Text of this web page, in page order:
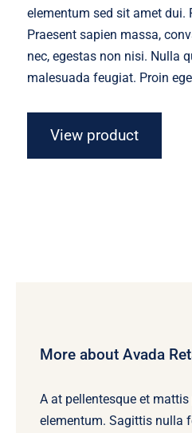
elementum sed sit amet dui.
Praesent sapien massa,
nec, egestas non nisi. Nulla
malesuada feugiat. Proin
View product
More about Avada
A at pellentesque et
elementum. Sagittis nulla